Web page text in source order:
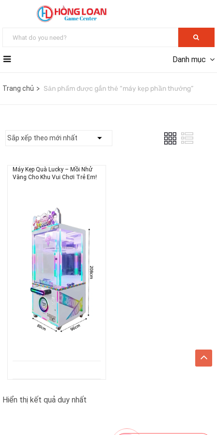
Danh mục
Trang chủ Sản phẩm được gắn thẻ “máy kẹp phần thưởng”
Máy Kẹp Quà Lucky – Mồi Nhử
Vàng Cho Khu Vui Chơi Trẻ Em!
Hiển thị kết quả duy nhất